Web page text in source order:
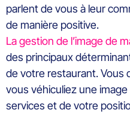
parlent de vous à leur
de manière positive.
La gestion de l’image de
des principaux
de votre restaurant. Vous
vous véhiculiez une
services et de votre